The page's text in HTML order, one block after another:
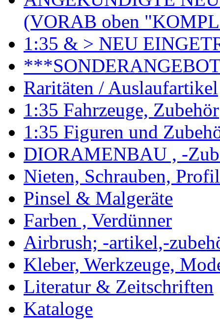
(VORAB oben
1:35 & > NEU
Raritäten / Auslaufartikel
1:35 Fahrzeuge, Zubehör
1:35 Figuren und
DIORAMENBAU , -
Nieten, Schrauben,
Pinsel & Malgeräte
Farben , Verdünner
Airbrush; -artikel,-
Kleber, Werkzeuge,
Literatur & Zeitschriften
Kataloge